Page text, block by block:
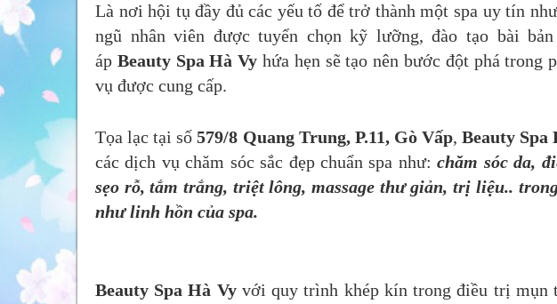
Là nơi hội tụ đầy đủ các yếu tố để trở thành một spa uy tín
ngũ nhân viên được tuyển chọn kỹ lưỡng, đào tạo bài
áp Beauty Spa Hà Vyhứa hẹn sẽ tạo nên bước đột phá trong
vụ được cung cấp.
Tọa lạc tại số579/8 Quang Trung, P.11, Gò Vấp,Beauty Spa
các dịch vụ chăm sóc sắc đẹp chuẩn spa như:chăm sóc da,
sẹo rỗ, tắm trắng, triệt lông, massage thư giản, trị liệu..
như linh hồn của spa.
Beauty Spa Hà Vy với quy trình khép kín trong điều trị mụn